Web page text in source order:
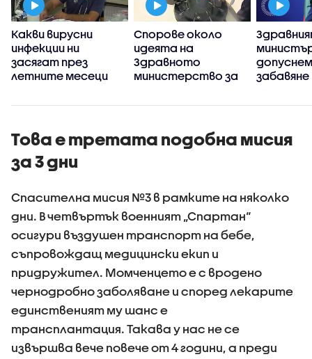
Какви вирусни
инфекции ни
засягат през
летните месеци
Спорове около
идеята на
Здравното
министерство за
държавния инвитро
забавяне
Това е третата подобна мисия
за 3 дни
Спасителна мисия №3 в рамките на няколко
дни. В четвъртък военният „Спартан“
осигури въздушен транспорт на бебе,
съпровождащ медицински екип и
придружител. Момченцето е с вродено
чернодробно заболяване и според лекарите
единственият му шанс е
трансплантация. Такава у нас не се
извършва вече повече от 4 години, а преди